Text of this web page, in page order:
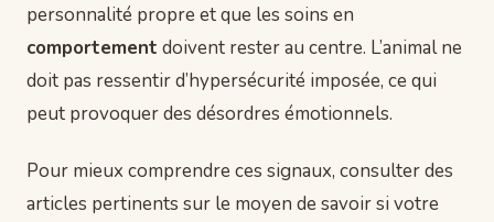
personnalité propre et que les soins en
comportement doivent rester au centre. L’animal ne
doit pas ressentir d’hypersécurité imposée, ce qui
peut provoquer des désordres émotionnels.
Pour mieux comprendre ces signaux, consulter des
articles pertinents sur le moyen de savoir si votre